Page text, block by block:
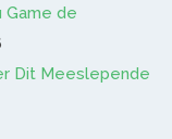
Game de
Dit Meeslepende